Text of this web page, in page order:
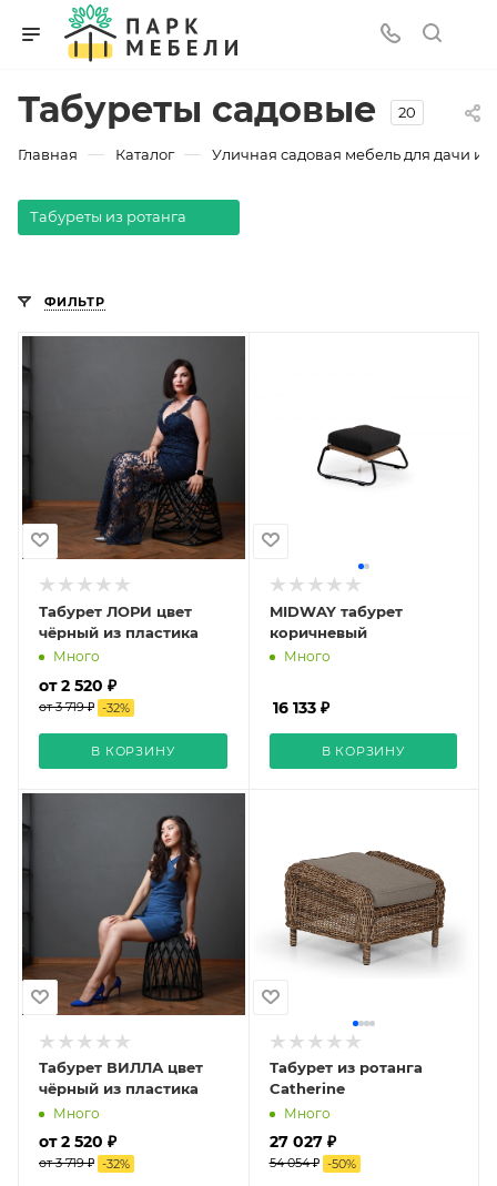
Табуреты садовые 20
Главная — Каталог — Уличная садовая мебель для дачи и
Табуреты из ротанга
ФИЛЬТР
Табурет ЛОРИ цвет
чёрный из пластика
Много
от 2 520 ₽
от 3 719 ₽ -32%
В КОРЗИНУ
MIDWAY табурет
коричневый
Много
16 133 ₽
В КОРЗИНУ
Табурет ВИЛЛА цвет
чёрный из пластика
Много
от 2 520 ₽
от 3 719 ₽ -32%
Табурет из ротанга
Catherine
Много
27 027 ₽
54 054 ₽ -50%